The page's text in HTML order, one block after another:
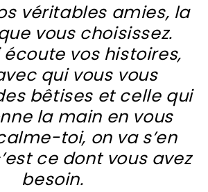
véritables amies, la
vous choisissez.
vos histoires,
qui vous vous
bêtises et celle qui
la main en vous
toi, on va s’en
ce dont vous avez
besoin.